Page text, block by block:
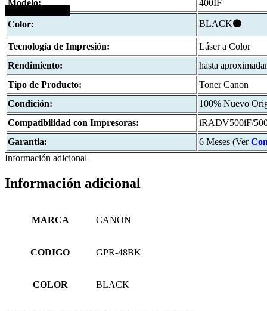
Modelo:
400IF
Color: BLACK⚫
Tecnología de Impresión:
Láser a Color
Rendimiento:
hasta
Tipo de Producto:
Toner Canon
Condición:
100% Nuevo
Compatibilidad con Impresoras:
iRADV500iF/
Garantia:
6 Meses (Ver
Información adicional
Información adicional
MARCA CANON
CODIGO GPR-48BK
COLOR BLACK